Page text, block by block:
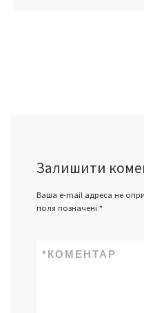
Залишити
Ваша e-mail адреса не
поля позначені *
КОМЕНТАР
*